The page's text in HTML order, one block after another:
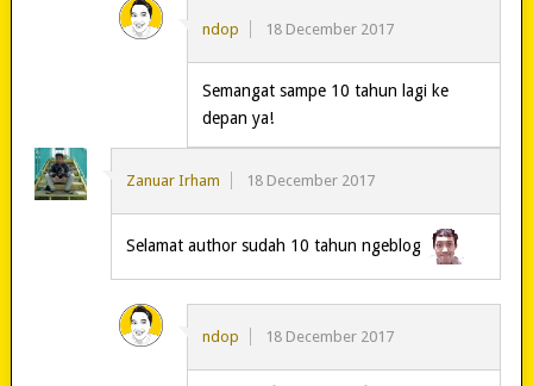
ndop 18 December 2017
Semangat sampe 10 tahun lagi ke
depan ya!
Zanuar Irham 18 December 2017
Selamat author sudah 10 tahun ngeblog
ndop 18 December 2017